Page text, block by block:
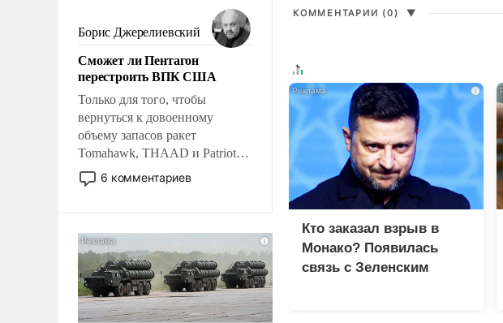
сложна и амбициозна. Однако
и ее реализация радикально
поднимет наши боевые
возможности.
Борис Джерелиевский
Сможет ли Пентагон
перестроить ВПК США
Только для того, чтобы
вернуться к довоенному
объему запасов ракет
Tomahawk, THAAD и Patriot
США потребуется более трех
лет. Даже небольшая война с
Сложившаяся ситуация
означает многолетний период
уязвимости США, например,
перед Китаем.
6 комментариев
КОММЕНТАРИИ (0) ▼
i
Кто заказал взрыв в
Монако? Появилась
связь с Зеленским